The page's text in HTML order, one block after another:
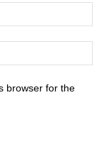
browser for the